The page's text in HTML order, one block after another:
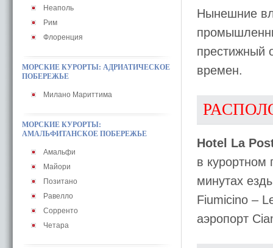
Неаполь
Рим
Флоренция
МОРСКИЕ КУРОРТЫ: АДРИАТИЧЕСКОЕ
ПОБЕРЕЖЬЕ
Милано Мариттима
МОРСКИЕ КУРОРТЫ:
АМАЛЬФИТАНСКОЕ ПОБЕРЕЖЬЕ
Амальфи
Майори
Позитано
Равелло
Сорренто
Четара
Нынешние
престижный
времен.
Hotel La
в курортном
минутах
Fiumicino –
аэропорт